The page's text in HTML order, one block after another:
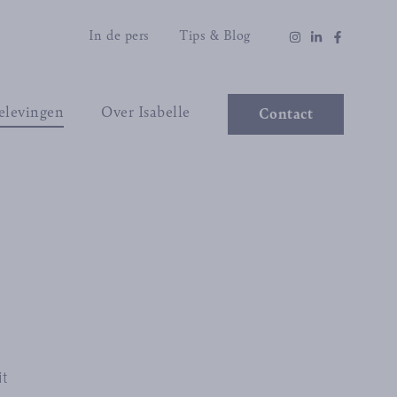
In de pers Tips & Blog
Over Isabelle Contact